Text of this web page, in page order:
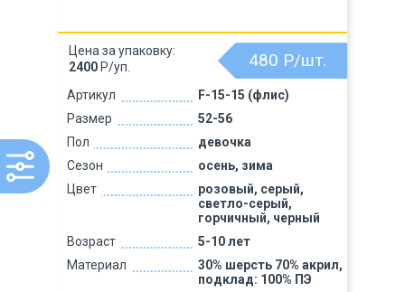
Артикул
F-15-15 (флис)
Размер
52-56
Пол
девочка
Сезон
осень, зима
Цвет
розовый, серый,
светло-серый,
горчичный, черный
Возраст
5-10 лет
Материал
30% шерсть 70% акрил,
подклад: 100% ПЭ
480 Р/шт.
Цена за упаковку:
2400 Р/уп.